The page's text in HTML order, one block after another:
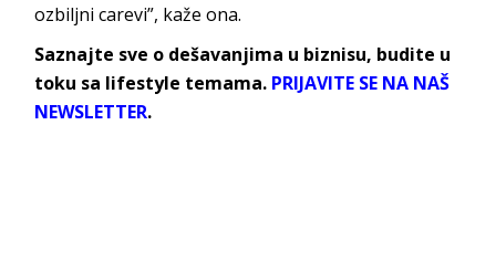
ozbiljni carevi”, kaže ona.
Saznajte sve o dešavanjima u biznisu, budite u
toku sa lifestyle temama. PRIJAVITE SE NA NAŠ
NEWSLETTER.